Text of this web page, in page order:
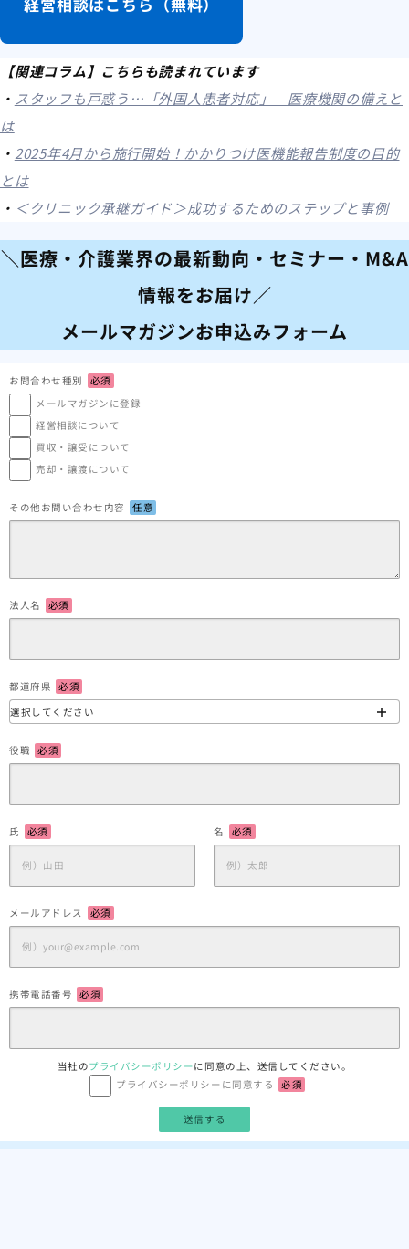
【関連コラム】こちらも読まれています
・ スタッフも戸惑う…「外国人患者対応」 医療機関の備えと
は
・ 2025年4月から施行開始！かかりつけ医機能報告制度の目的
とは
・ ＜クリニック承継ガイド＞成功するためのステップと事例
＼医療・介護業界の最新動向・セミナー・M&A
情報をお届け／
メールマガジンお申込みフォーム
お問合わせ種別
必須
メールマガジンに登録
経営相談について
買収・譲受について
売却・譲渡について
その他お問い合わせ内容 任意
法人名 必須
都道府県 必須
役職 必須
氏 必須 名 必須
メールアドレス 必須
携帯電話番号 必須
当社のプライバシーポリシーに同意の上、送信してください。
プライバシーポリシーに同意する
必須